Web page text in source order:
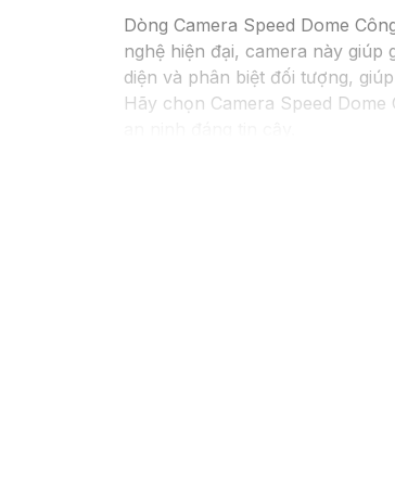
Dòng Camera Speed Dome
nghệ hiện đại, camera này
diện và phân biệt đối tượng,
Hãy chọn Camera Speed Dome